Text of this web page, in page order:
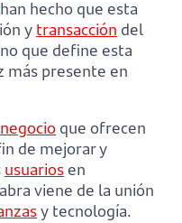
hecho que esta
y transacción del
que define esta
más presente en
negocio que ofrecen
de mejorar y
usuariosen
viene de la unión
y tecnología.